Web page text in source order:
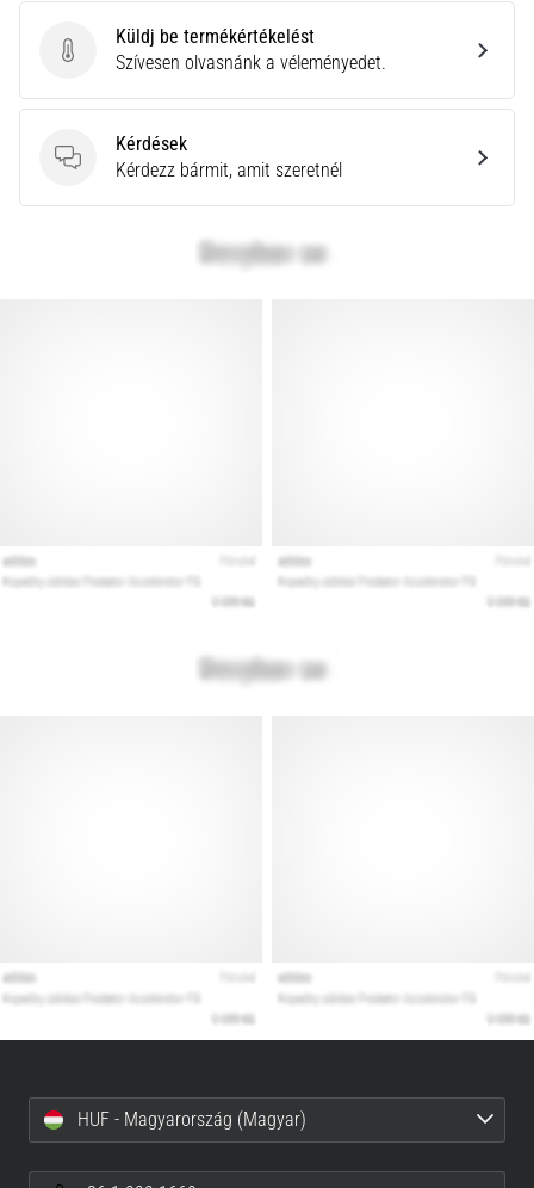
Küldj be termékértékelést
Küldj be termékértékelést
Szívesen olvasnánk a véleményedet.
Kérdések
Kérdések
Kérdezz bármit, amit szeretnél
HUF - Magyarország (Magyar)